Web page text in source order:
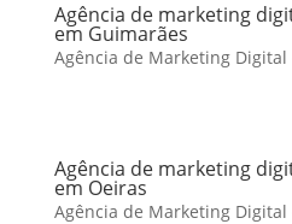
Agência de marketing
em Guimarães
Agência de Marketing Digital
Agência de marketing
em Oeiras
Agência de Marketing Digital